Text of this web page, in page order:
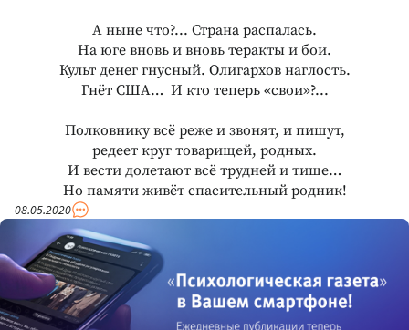
А ныне что?... Страна распалась.
На юге вновь и вновь теракты и бои.
Культ денег гнусный. Олигархов наглость.
Гнёт США… И кто теперь «свои»?...
Полковнику всё реже и звонят, и пишут,
редеет круг товарищей, родных.
И вести долетают всё трудней и тише…
Но памяти живёт спасительный родник!
08.05.2020